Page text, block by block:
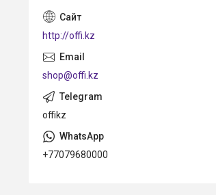
http://offi.kz
shop@offi.kz
offikz
+77079680000